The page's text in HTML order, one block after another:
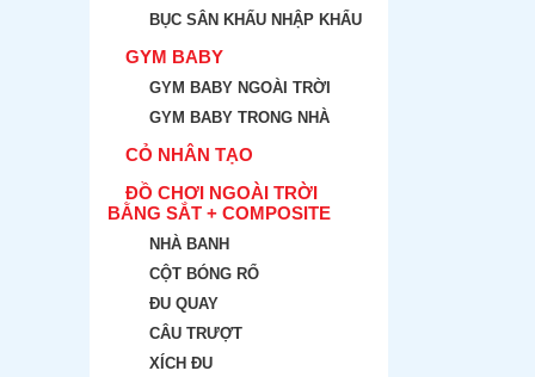
BỤC SÂN KHẤU NHẬP KHẨU
GYM BABY
GYM BABY NGOÀI TRỜI
GYM BABY TRONG NHÀ
CỎ NHÂN TẠO
ĐỒ CHƠI NGOÀI TRỜI
BẰNG SẮT + COMPOSITE
NHÀ BANH
CỘT BÓNG RỔ
ĐU QUAY
CÂU TRƯỢT
XÍCH ĐU